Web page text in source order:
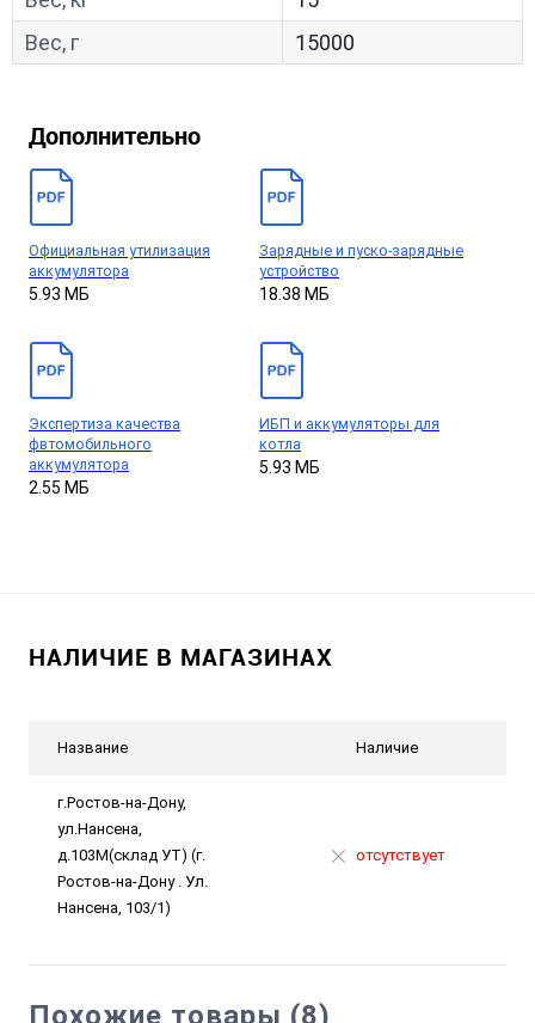
Вес, г
15000
Дополнительно
Официальная утилизация
аккумулятора
5.93 МБ
Зарядные и пуско-зарядные
устройство
18.38 МБ
Экспертиза качества
фвтомобильного
аккумулятора
2.55 МБ
ИБП и аккумуляторы для
котла
5.93 МБ
НАЛИЧИЕ В МАГАЗИНАХ
Название Наличие
г.Ростов-на-Дону,
ул.Нансена,
д.103М(склад УТ) (г.
Ростов-на-Дону . Ул.
Нансена, 103/1)
отсутствует
Похожие товары (8)